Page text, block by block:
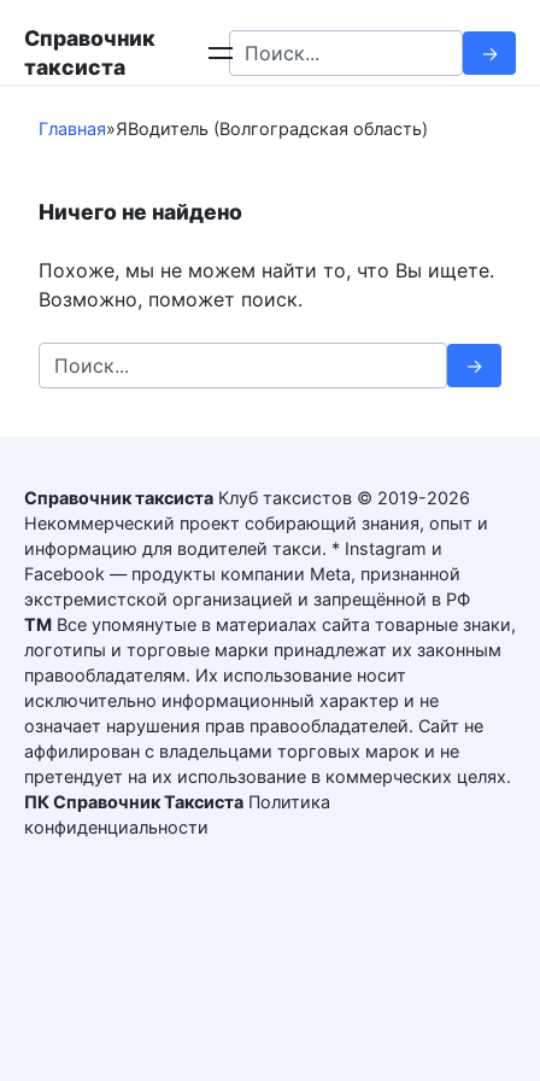
контенту
Справочник
таксиста
Search
for:
Главная»ЯВодитель (Волгоградская область)
Ничего не найдено
Похоже, мы не можем найти то, что Вы ищете.
Возможно, поможет поиск.
Search
for:
Справочник таксиста Клуб таксистов © 2019-2026
Некоммерческий проект собирающий знания, опыт и
информацию для водителей такси. * Instagram и
Facebook — продукты компании Meta, признанной
экстремистской организацией и запрещённой в РФ
ТМ Все упомянутые в материалах сайта товарные знаки,
логотипы и торговые марки принадлежат их законным
правообладателям. Их использование носит
исключительно информационный характер и не
означает нарушения прав правообладателей. Сайт не
аффилирован с владельцами торговых марок и не
претендует на их использование в коммерческих целях.
ПК Справочник Таксиста Политика
конфиденциальности